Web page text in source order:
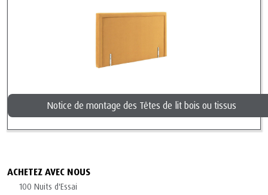
Notice de montage des Têtes de lit bois ou tissus
ACHETEZ AVEC NOUS
100 Nuits d'Essai